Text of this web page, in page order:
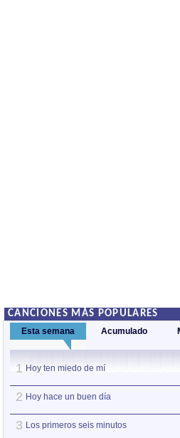
CANCIONES MÁS POPULARES
Esta semana Acumulado
1 Hoy ten miedo de mí
2 Hoy hace un buen día
3 Los primeros seis minutos